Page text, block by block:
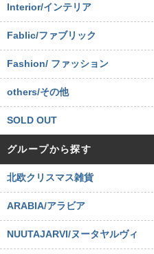
Interior/インテリア
Fablic/ファブリック
Fashion/ ファッション
others/その他
SOLD OUT
グループから探す
北欧クリスマス雑貨
ARABIA/アラビア
NUUTAJARVI/ヌータヤルヴィ